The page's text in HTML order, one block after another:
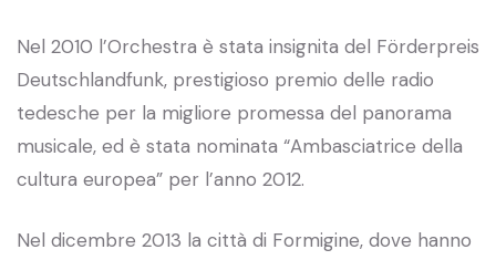
Nel 2010 l’Orchestra è stata insignita del Förderpreis
Deutschlandfunk, prestigioso premio delle radio
tedesche per la migliore promessa del panorama
musicale, ed è stata nominata “Ambasciatrice della
cultura europea” per l’anno 2012.
Nel dicembre 2013 la città di Formigine, dove hanno